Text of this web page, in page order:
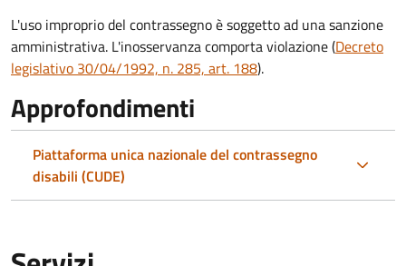
L'uso improprio del contrassegno è soggetto ad una sanzione
amministrativa. L'inosservanza comporta violazione (Decreto
legislativo 30/04/1992, n. 285, art. 188).
Approfondimenti
Piattaforma unica nazionale del contrassegno
disabili (CUDE)